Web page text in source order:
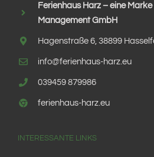
Ferienhaus Harz – eine Marke
Management GmbH
Hagenstraße 6, 38899
info@ferienhaus-harz.eu
039459 879986
ferienhaus-harz.eu
INTERESSANTE LINKS